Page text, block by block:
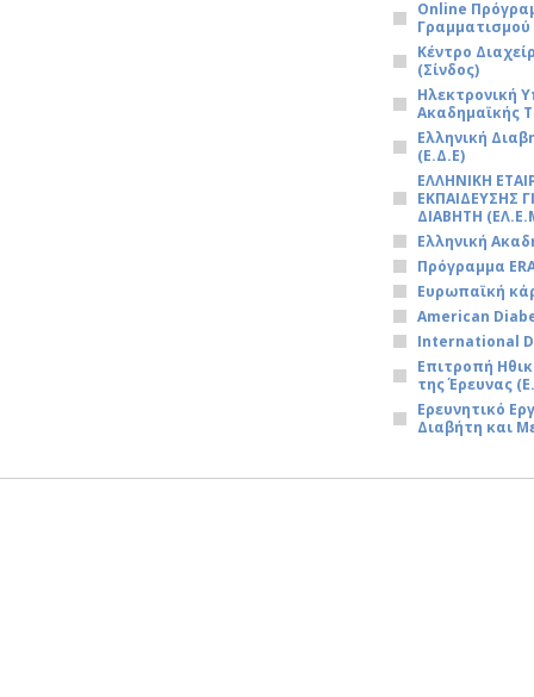
Online
Κέντρο
(Σίνδος)
Ηλεκτρονική
Ακαδημαϊκής
Ελληνική
(Ε.Δ.Ε)
ΕΛΛΗΝΙΚΗ
ΕΚΠΑΙΔΕΥΣΗΣ
ΔΙΑΒΗΤΗ
Ελληνική
Πρόγραμμα
Ευρωπαϊκή
American
International
Επιτροπή
της Έρευνας
Ερευνητικό
Διαβήτη και